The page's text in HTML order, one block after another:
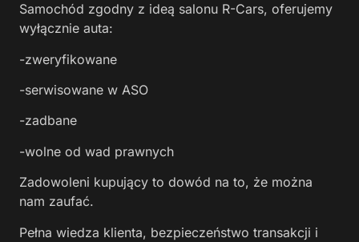
Samochód zgodny z ideą salonu R-Cars, oferujemy
wyłącznie auta:
-zweryfikowane
-serwisowane w ASO
-zadbane
-wolne od wad prawnych
Zadowoleni kupujący to dowód na to, że można
nam zaufać.
Pełna wiedza klienta, bezpieczeństwo transakcji i